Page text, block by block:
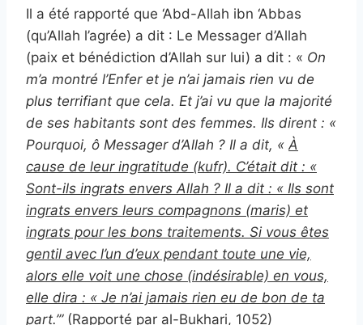
Il a été rapporté que ‘Abd-Allah ibn ‘Abbas
(qu’Allah l’agrée) a dit : Le Messager d’Allah
(paix et bénédiction d’Allah sur lui) a dit : « On
m’a montré l’Enfer et je n’ai jamais rien vu de
plus terrifiant que cela. Et j’ai vu que la majorité
de ses habitants sont des femmes. Ils dirent : «
Pourquoi, ô Messager d’Allah ? Il a dit, « À
cause de leur ingratitude (kufr). C’était dit : «
Sont-ils ingrats envers Allah ? Il a dit : « Ils sont
ingrats envers leurs compagnons (maris) et
ingrats pour les bons traitements. Si vous êtes
gentil avec l’un d’eux pendant toute une vie,
alors elle voit une chose (indésirable) en vous,
elle dira : « Je n’ai jamais rien eu de bon de ta
part.’” (Rapporté par al-Bukhari, 1052)